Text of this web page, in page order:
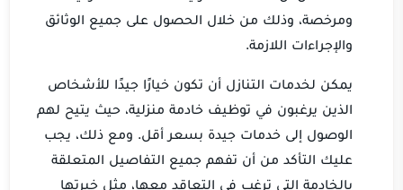
ومرخصة، وذلك من خلال الحصول على جميع الوثائق
والإجراءات اللازمة.
يمكن لخدمات التنازل أن تكون خيارًا جيدًا للأشخاص
الذين يرغبون في توظيف خادمة منزلية، حيث يتيح لهم
الوصول إلى خدمات جيدة بسعر أقل. ومع ذلك، يجب
عليك التأكد من أن تفهم جميع التفاصيل المتعلقة
بالخادمة التي ترغب في التعاقد معها، مثل خبرتها